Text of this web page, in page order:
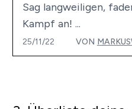
Sag langweiligen,
Kampf an! ...
25/11/22 VON